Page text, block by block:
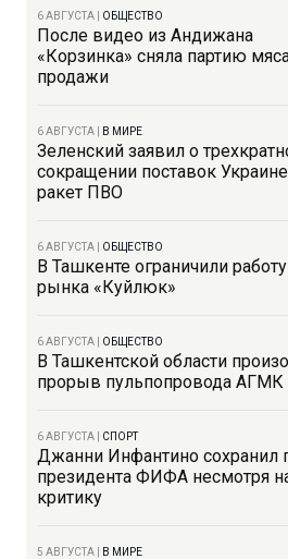
6 АВГУСТА ОБЩЕСТВО
После видео из Андижана
«Корзинка» сняла партию
продажи
6 АВГУСТА В МИРЕ
Зеленский заявил о
сокращении поставок Украине
ракет ПВО
6 АВГУСТА ОБЩЕСТВО
В Ташкенте ограничили работу
рынка «Куйлюк»
6 АВГУСТА ОБЩЕСТВО
В Ташкентской области
прорыв пульпопровода АГМК
6 АВГУСТА СПОРТ
Джанни Инфантино сохранил
президента ФИФА несмотря
критику
5 АВГУСТА В МИРЕ